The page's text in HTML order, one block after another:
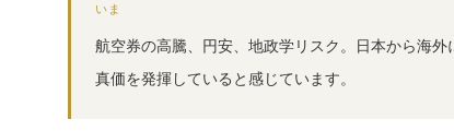
いま
航空券の高騰、円安、地政学リスク。日本から海
真価を発揮していると感じています。